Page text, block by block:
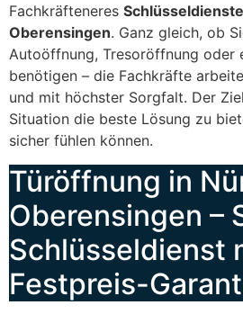
Fachkräfteneres
Oberensingen. Ganz gleich, ob
Autoöffnung, Tresoröffnung oder
benötigen – die Fachkräfte
und mit höchster Sorgfalt. Der
Situation die beste Lösung zu
sicher fühlen können.
Türöffnung in
Oberensingen –
Schlüsseldienst
Festpreis-